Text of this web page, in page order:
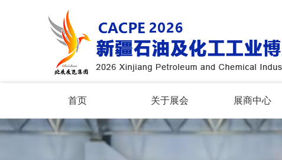
首页 关于展会 展商中心